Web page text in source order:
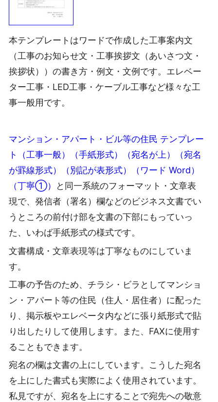
本テンプレートはワードで作成した工事案内文
（工事のお知らせ文・工事挨拶文（あいさつ文・
挨拶状））の書き方・例文・文例です。エレベー
ター工事・LED工事・ケーブル工事など様々な工
事一般用です。
マンション・アパート・ビル等の住民 テンプレー
ト（工事一般）（手紙形式）（宛名が上）（宛名
が罫線形式）（別記が表形式）（ワード Word）
（丁寧①）
と同一系統のフォーマット・文章表
現で、発信者（署名）欄などのビジネス文書でい
うところの前付け部を文書の下部にもっていっ
た、いわば手紙形式の様式です。
文書構成・文章表現等は丁寧なものにしていま
す。
工事の予告のため、チラシ・ビラとしてマンショ
ン・アパート等の住民（住人・居住者）に配った
り、掲示板やエレベータ内などに張り紙形式で貼
り出したりして使用します。また、FAXに使用す
ることもできます。
宛名の欄は文書の上にしています。こうした宛名
を上にした書式も実際によく使用されています。
私見ですが、宛名を上にすることで宛先への敬意